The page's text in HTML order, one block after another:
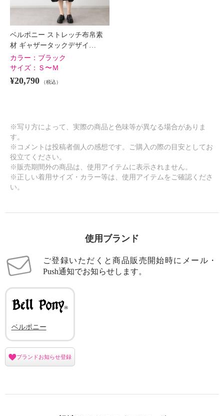
ベルポニー ストレッチ布帛素
材 ギャザータックデザイ…
カラー： ブラック
サイズ： Ｓ〜Ｍ
¥20,790 （税込）
※写り方によって、実際の商品と色味等が異なる場合がありま
す。
※コメントは投稿者個人の感想です。ご購入の際の目安としてお
役立てください。
※販売期間外の商品は、使用アイテムに表示されません。
※正しい着用サイズ・カラー等は、使用アイテムをご確認くださ
い。
使用ブランド
ご登録いただくと商品販売開始時にメール・
Push通知でお知らせします。
ベルポニー
ブランドお知らせ登録